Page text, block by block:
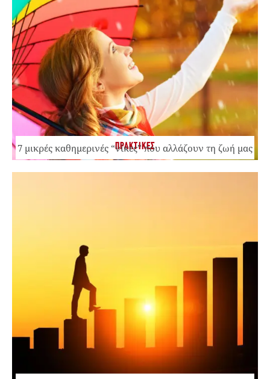
ΠΡΑΚΤΙΚΕΣ
7 μικρές καθημερινές “νίκες” που αλλάζουν τη ζωή μας